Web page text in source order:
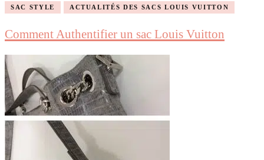
SAC STYLE ACTUALITÉS DES SACS LOUIS VUITTON
Comment Authentifier un sac Louis Vuitton